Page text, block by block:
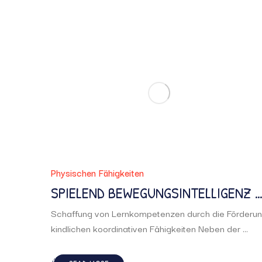
Physischen Fähigkeiten
SPIELEND BEWEGUNGSINTELLIGENZ E
NTWICKELN
Schaffung von Lernkompetenzen durch die
kindlichen koordinativen Fähigkeiten Neben der ...